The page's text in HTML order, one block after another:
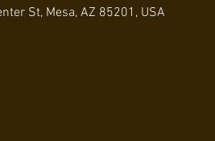
St, Mesa, AZ 85201, USA